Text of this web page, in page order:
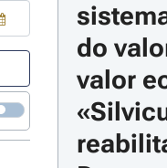
para abrir o calendário;
do
valor